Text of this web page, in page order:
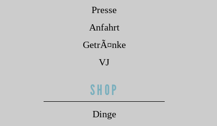
Presse
Anfahrt
GetrÃ¤nke
VJ
SHOP
Dinge